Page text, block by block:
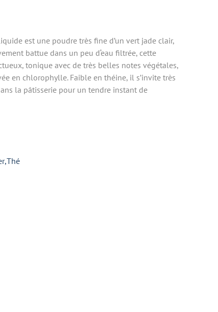
est une poudre très fine d’un vert jade clair,
battue dans un peu d‘eau filtrée, cette
tonique avec de très belles notes végétales,
en chlorophylle. Faible en théine, il s’invite très
la pâtisserie pour un tendre instant de
,Thé